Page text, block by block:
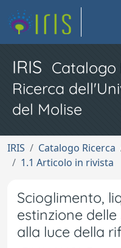
IRIS Catalogo
Ricerca
del Molise
IRIS Catalogo Ricerca
1.1 Articolo in rivista
Scioglimento,
estinzione
alla luce della